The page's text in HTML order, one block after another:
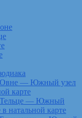
Овне — Южный узел
карте
Тельце — Южный
натальной карте